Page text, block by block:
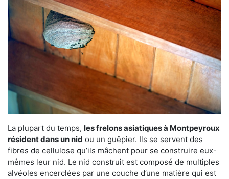
La plupart du temps, les frelons asiatiques à Montpeyroux
résident dans un nid ou un guêpier. Ils se servent des
fibres de cellulose qu’ils mâchent pour se construire eux-
mêmes leur nid. Le nid construit est composé de multiples
alvéoles encerclées par une couche d’une matière qui est